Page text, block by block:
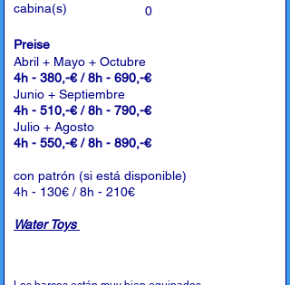
cabina(s)
0
Preise
Abril + Mayo + Octubre
4h - 380,-€ / 8h - 690,-€
Junio + Septiembre
4h - 510,-€ / 8h - 790,-€
Julio + Agosto
4h - 550,-€ / 8h - 890,-€
con patrón (si está disponible)
4h - 130€ / 8h - 210€
Water Toys